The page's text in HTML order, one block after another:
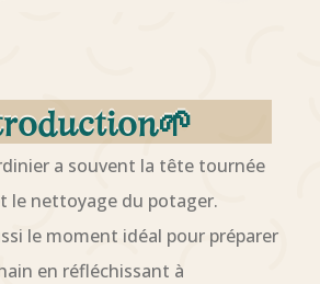
a souvent la tête tournée
le nettoyage du potager.
le moment idéal pour préparer
en réfléchissant à